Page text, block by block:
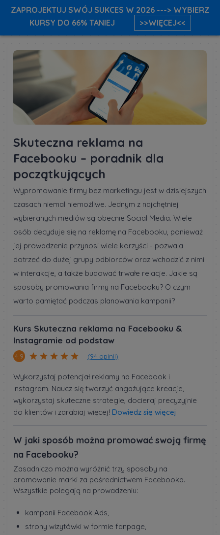
Skuteczna reklama na
Facebooku – poradnik dla
początkujących
Wypromowanie firmy bez marketingu jest w dzisiejszych
czasach niemal niemożliwe. Jednym z najchętniej
wybieranych mediów są obecnie Social Media. Wiele
osób decyduje się na reklamę na Facebooku, ponieważ
jej prowadzenie przynosi wiele korzyści - pozwala
dotrzeć do dużej grupy odbiorców oraz wchodzić z nimi
w interakcje, a także budować trwałe relacje. Jakie są
sposoby promowania firmy na Facebooku? O czym
warto pamiętać podczas planowania kampanii?
Kurs Skuteczna reklama na Facebooku &
Instagramie od podstaw
4.9 (94 opinii)
Wykorzystaj potencjał reklamy na Facebook i
Instagram. Naucz się tworzyć angażujące kreacje,
wykorzystaj skuteczne strategie, docieraj precyzyjnie
do klientów i zarabiaj więcej! Dowiedz się więcej
W jaki sposób można promować swoją firmę
na Facebooku?
Zasadniczo można wyróżnić trzy sposoby na
promowanie marki za pośrednictwem Facebooka.
Wszystkie polegają na prowadzeniu:
kampanii Facebook Ads,
strony wizytówki w formie fanpage,
ZAPROJEKTUJ SWÓJ SUKCES W 2026 ---> WYBIERZ
KURSY DO 66% TANIEJ
>>WIĘCEJ<<